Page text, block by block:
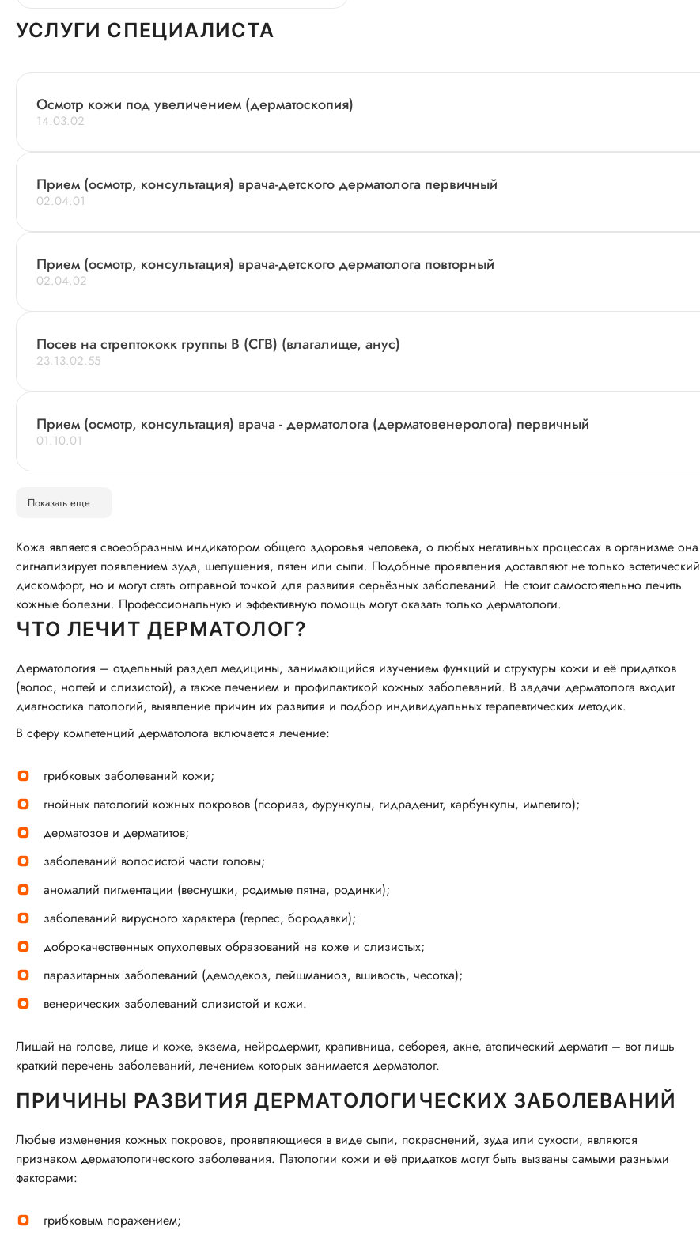
УСЛУГИ СПЕЦИАЛИСТА
Осмотр кожи под увеличением (дерматоскопия)
14.03.02
Прием (осмотр, консультация) врача-детского дерматолога первичный
02.04.01
Прием (осмотр, консультация) врача-детского дерматолога повторный
02.04.02
Посев на стрептококк группы В (СГВ) (влагалище, анус)
23.13.02.55
Прием (осмотр, консультация) врача - дерматолога (дерматовенеролога) первичный
01.10.01
Показать еще
Кожа является своеобразным индикатором общего здоровья человека, о любых негативных процессах в организме она
сигнализирует появлением зуда, шелушения, пятен или сыпи. Подобные проявления доставляют не только эстетический
дискомфорт, но и могут стать отправной точкой для развития серьёзных заболеваний. Не стоит самостоятельно лечить
кожные болезни. Профессиональную и эффективную помощь могут оказать только дерматологи.
ЧТО ЛЕЧИТ ДЕРМАТОЛОГ?
Дерматология – отдельный раздел медицины, занимающийся изучением функций и структуры кожи и её придатков
(волос, ногтей и слизистой), а также лечением и профилактикой кожных заболеваний. В задачи дерматолога входит
диагностика патологий, выявление причин их развития и подбор индивидуальных терапевтических методик.
В сферу компетенций дерматолога включается лечение:
грибковых заболеваний кожи;
гнойных патологий кожных покровов (псориаз, фурункулы, гидраденит, карбункулы, импетиго);
дерматозов и дерматитов;
заболеваний волосистой части головы;
аномалий пигментации (веснушки, родимые пятна, родинки);
заболеваний вирусного характера (герпес, бородавки);
доброкачественных опухолевых образований на коже и слизистых;
паразитарных заболеваний (демодекоз, лейшманиоз, вшивость, чесотка);
венерических заболеваний слизистой и кожи.
Лишай на голове, лице и коже, экзема, нейродермит, крапивница, себорея, акне, атопический дерматит – вот лишь
краткий перечень заболеваний, лечением которых занимается дерматолог.
ПРИЧИНЫ РАЗВИТИЯ ДЕРМАТОЛОГИЧЕСКИХ ЗАБОЛЕВАНИЙ
Любые изменения кожных покровов, проявляющиеся в виде сыпи, покраснений, зуда или сухости, являются
признаком дерматологического заболевания. Патологии кожи и её придатков могут быть вызваны самыми разными
факторами:
грибковым поражением;